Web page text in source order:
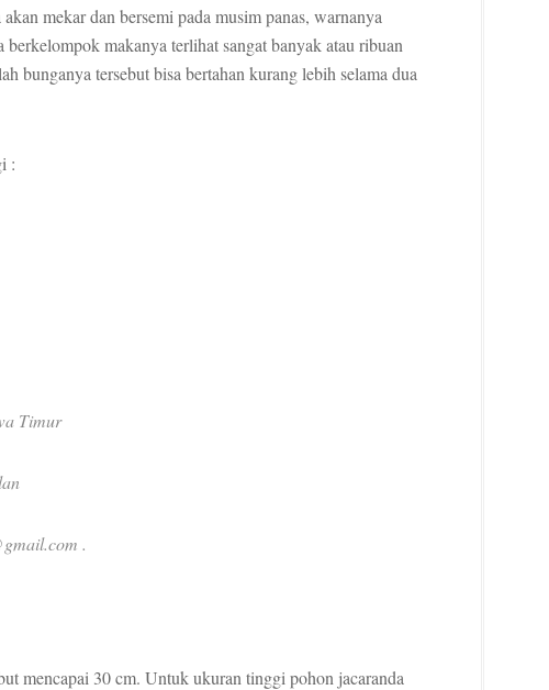
mekar dan bersemi pada musim panas, warnanya
makanya terlihat sangat banyak atau ribuan
bunganya tersebut bisa bertahan kurang lebih selama dua
:
Timur
.
mencapai 30 cm. Untuk ukuran tinggi pohon jacaranda